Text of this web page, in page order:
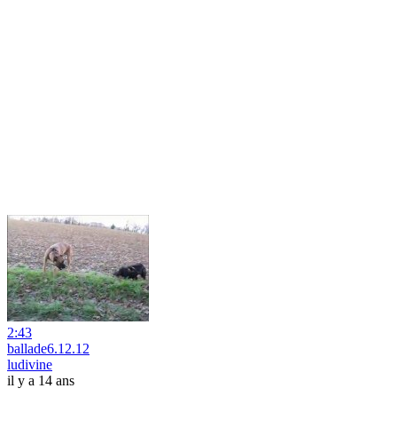
2:43
ballade6.12.12
ludivine
il y a 14 ans